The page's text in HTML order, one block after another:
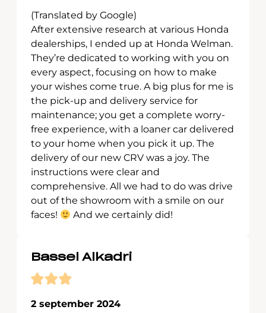
(Translated by Google)
After extensive research at various Honda
dealerships, I ended up at Honda Welman.
They’re dedicated to working with you on
every aspect, focusing on how to make
your wishes come true. A big plus for me is
the pick-up and delivery service for
maintenance; you get a complete worry-
free experience, with a loaner car delivered
to your home when you pick it up. The
delivery of our new CRV was a joy. The
instructions were clear and
comprehensive. All we had to do was drive
out of the showroom with a smile on our
faces!
And we certainly did!
Bassel Alkadri
2 september 2024